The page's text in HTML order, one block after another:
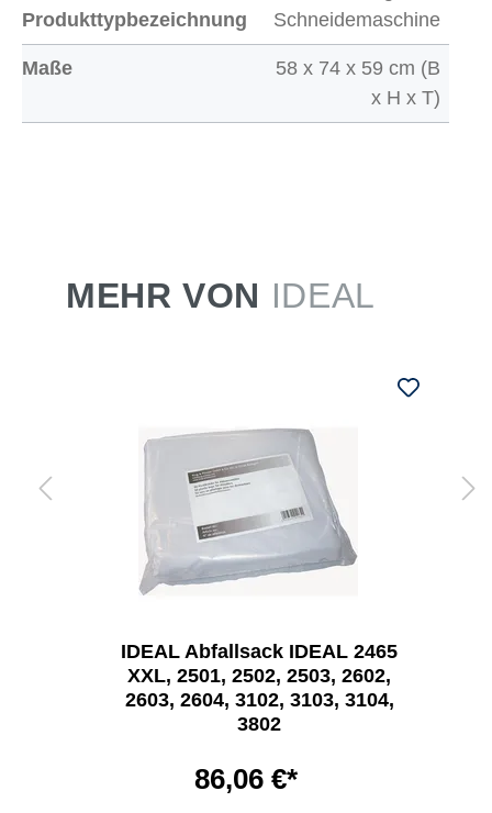
Produkttypbezeichnung
Schneidemaschine
Maße
58 x 74 x 59 cm (B
x H x T)
MEHR VON IDEAL
IDEAL Abfallsack IDEAL 2465
XXL, 2501, 2502, 2503, 2602,
2603, 2604, 3102, 3103, 3104,
3802
86,06 €*